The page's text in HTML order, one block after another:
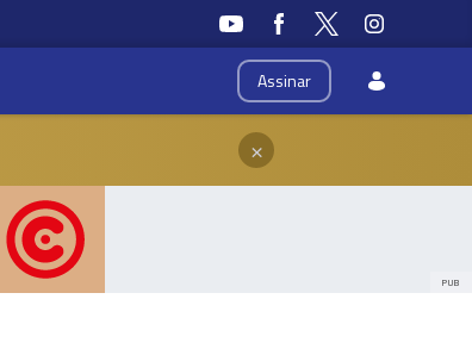
Assinar
×
PUB